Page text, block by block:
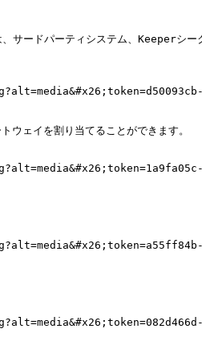
サードパーティシステム、Keeperシ
ェイを割り当てることができます。